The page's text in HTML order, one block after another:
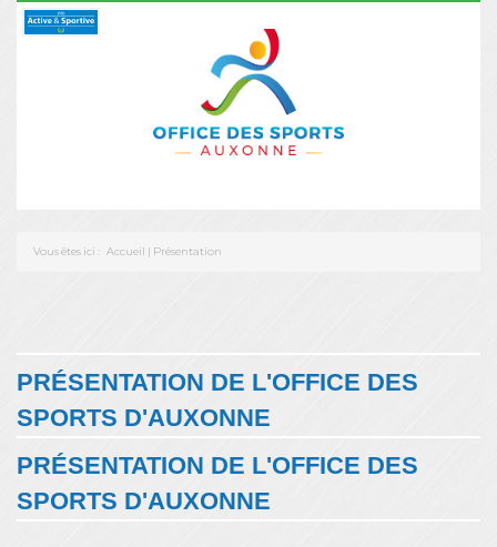
Vous êtes ici : Accueil | Présentation
PRÉSENTATION DE L'OFFICE DES
SPORTS D'AUXONNE
PRÉSENTATION DE L'OFFICE DES
SPORTS D'AUXONNE